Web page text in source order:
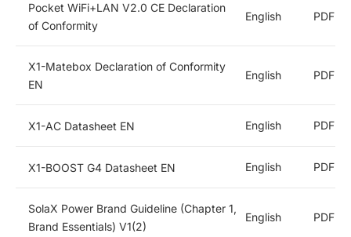
Търговски и промишлени инвертори за съхранение на
енергия
Батерии за Съхранение на Енергия
Зарядни станции за EV
Pocket WiFi+LAN V2.0 CE Declaration
of Conformity
English PDF
X1-Matebox Declaration of Conformity
EN
English PDF
X1-AC Datasheet EN English PDF
X1-BOOST G4 Datasheet EN English PDF
SolaX Power Brand Guideline (Chapter 1,
Brand Essentials) V1(2)
English PDF